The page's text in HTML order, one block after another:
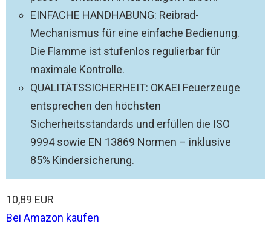
EINFACHE HANDHABUNG: Reibrad-
Mechanismus für eine einfache Bedienung.
Die Flamme ist stufenlos regulierbar für
maximale Kontrolle.
QUALITÄTSSICHERHEIT: OKAEI Feuerzeuge
entsprechen den höchsten
Sicherheitsstandards und erfüllen die ISO
9994 sowie EN 13869 Normen – inklusive
85% Kindersicherung.
10,89 EUR
Bei Amazon kaufen